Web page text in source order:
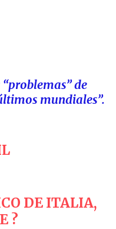
de
mundiales”.
DE ITALIA,
?